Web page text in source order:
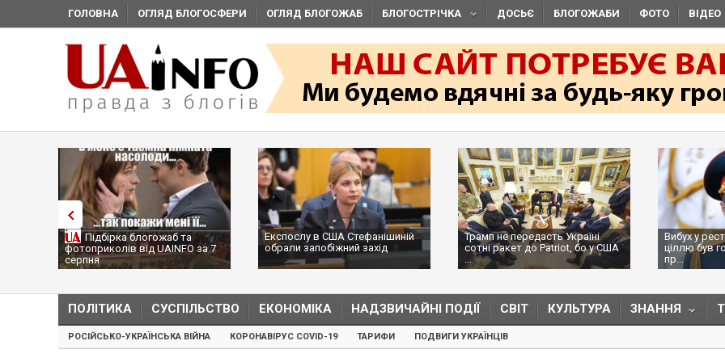
ГОЛОВНА ОГЛЯД БЛОГОСФЕРИ ОГЛЯД БЛОГОЖАБ БЛОГОСТРІЧКА ДОСЬЄ БЛОГОЖАБИ ФОТО ВІДЕО
Підбірка блогожаб та
фотоприколів від UAINFO за 7
серпня
Експослу в США Стефанішиній
обрали запобіжний захід
Трамп не передасть Україні
сотні ракет до Patriot, бо у США
...
Вибух у
ціллю був
пр...
ПОЛІТИКА СУСПІЛЬСТВО ЕКОНОМІКА НАДЗВИЧАЙНІ ПОДІЇ СВІТ КУЛЬТУРА ЗНАННЯ
РОСІЙСЬКО-УКРАЇНСЬКА ВІЙНА КОРОНАВІРУС COVID-19 ТАРИФИ ПОДВИГИ УКРАЇНЦІВ